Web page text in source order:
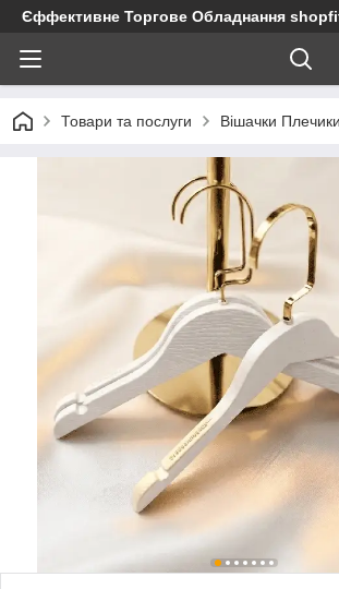
Єффективне Торгове Обладнання
Товари та послуги Вішачки